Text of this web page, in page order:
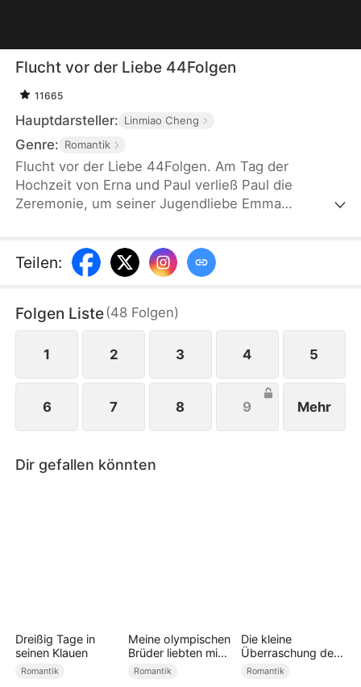
Flucht vor der Liebe 44Folgen
11665
Hauptdarsteller: Linmiao Cheng
Genre: Romantik
Flucht vor der Liebe 44Folgen. Am Tag der
Hochzeit von Erna und Paul verließ Paul die
Zeremonie, um seiner Jugendliebe Emma
einzureichen und die Ehe endgültig zu beenden.
Paul bereute sein Handeln zwar später zutiefst,
machen.
Teilen:
Folgen Liste(48 Folgen)
1 2 3 4 5
6 7 8 9 Mehr
Dir gefallen könnten
Dreißig Tage in
seinen Klauen
Romantik
Meine olympischen
Brüder liebten mich
zu spät
Romantik
Die kleine
Überraschung des
CEOs
Romantik